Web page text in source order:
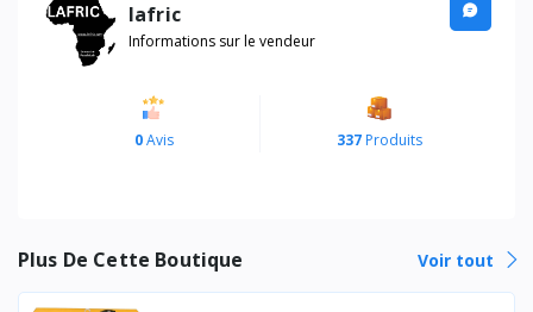
lafric
Informations sur le vendeur
0Avis 337Produits
Plus De Cette Boutique Voir tout